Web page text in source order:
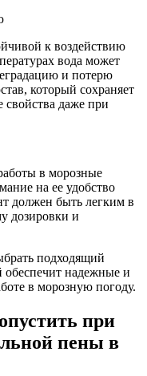
к воздействию
вода может
и потерю
который сохраняет
даже при
в морозные
на ее удобство
должен быть легким в
дозировки и
подходящий
обеспечит надежные и
в морозную погоду.
при
пены в